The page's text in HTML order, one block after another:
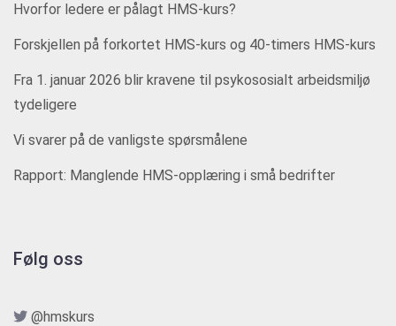
Hvorfor ledere er pålagt HMS-kurs?
Forskjellen på forkortet HMS-kurs og 40-timers HMS-kurs
Fra 1. januar 2026 blir kravene til psykososialt arbeidsmiljø
tydeligere
Vi svarer på de vanligste spørsmålene
Rapport: Manglende HMS-opplæring i små bedrifter
Følg oss
@hmskurs